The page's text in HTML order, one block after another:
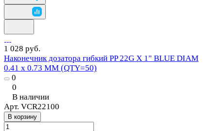
1 028 руб.
Наконечник дозатора гибкий PP 22G X 1" BLUE DIAM
0.41 x 0.73 MM (QTY=50)
0
0
В наличии
Арт. VCR22100
В корзину